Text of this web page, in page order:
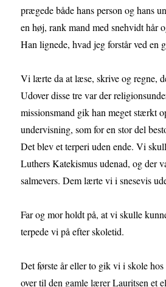
prægede både hans person og hans
en høj, rank mand med snehvidt hår
Han lignede, hvad jeg forstår ved en
Vi lærte da at læse, skrive og regne,
Udover disse tre var der
missionsmand gik han meget stærkt
undervisning, som for en stor del
Det blev et terperi uden ende. Vi
Luthers Katekismus udenad, og der
salmevers. Dem lærte vi i snesevis
Far og mor holdt på, at vi skulle
terpede vi på efter skoletid.
Det første år eller to gik vi i skole
over til den gamle lærer Lauritsen et